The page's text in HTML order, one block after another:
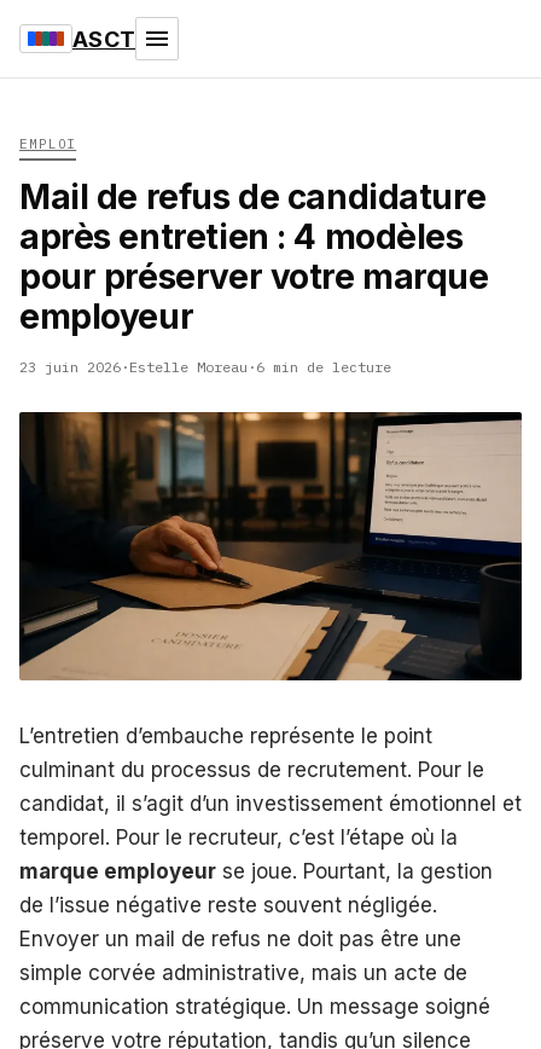
ASCT
EMPLOI
Mail de refus de candidature
après entretien : 4 modèles
pour préserver votre marque
employeur
23 juin 2026 · Estelle Moreau · 6 min de lecture
L’entretien d’embauche représente le point
culminant du processus de recrutement. Pour le
candidat, il s’agit d’un investissement émotionnel et
temporel. Pour le recruteur, c’est l’étape où la
marque employeur se joue. Pourtant, la gestion
de l’issue négative reste souvent négligée.
Envoyer un mail de refus ne doit pas être une
simple corvée administrative, mais un acte de
communication stratégique. Un message soigné
préserve votre réputation, tandis qu’un silence